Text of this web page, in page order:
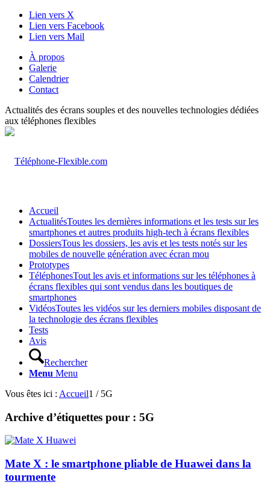
Lien vers X
Lien vers Facebook
Lien vers Mail
À propos
Galerie
Calendrier
Contact
Actualités des écrans souples et des nouvelles technologies dédiées
aux téléphones flexibles
Accueil
ActualitésToutes les dernières informations et les tests sur les
smartphones et autres produits high-tech à écrans flexibles
DossiersTous les dossiers, les avis et les tests notés sur les
mobiles de nouvelle génération avec écran mou
Prototypes
TéléphonesTout les avis et informations sur les téléphones à
écrans flexibles qui sont vendus dans les boutiques de
smartphones
VidéosToutes les vidéos sur les derniers mobiles disposant de
la technologie des écrans flexibles
Tests
Avis
Rechercher
Menu Menu
Vous êtes ici : Accueil1 / 5G
Archive d’étiquettes pour : 5G
Mate X : le smartphone pliable de Huawei dans la
tourmente